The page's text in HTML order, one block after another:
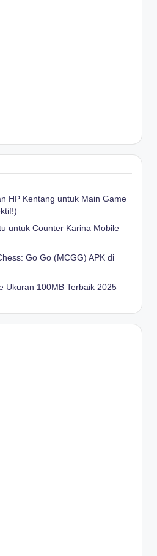
HP Kentang untuk Main Game
untuk Counter Karina Mobile
Go Go (MCGG) APK di
Ukuran 100MB Terbaik 2025